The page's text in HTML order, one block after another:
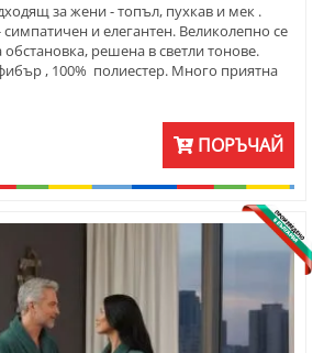
за жени - топъл, пухкав и мек .
и елегантен. Великолепно се
решена в светли тонове.
, 100% полиестер. Много приятна
ПОРЪЧАЙ